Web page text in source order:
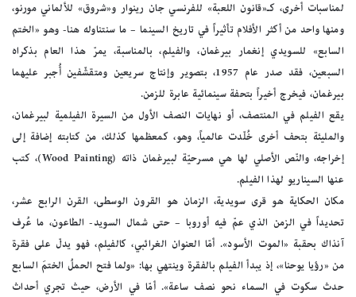
لمناسبات أخرى، كـ«قانون اللعبة» للفرنسي جان رينوار و«شروق» للألماني مورنو،
ومنها واحد من أكثر الأفلام تأثيراً في تاريخ السينما – ما سنتناوله هنا- وهو «الختم
السابع» للسويدي إنغمار بيرغمان، والفيلم، بالمناسبة، يمرّ هذا العام بذكراه
السبعين، فقد صدر عام 1957، بتصوير وإنتاج سريعين ومتقشّفين أُجبر عليهما
بيرغمان، فيخرج أخيراً بتحفة سينمائية عابرة للزمن.
يقع الفيلم في المنتصف، أو نهايات النصف الأول من السيرة الفيلمية لبيرغمان،
والمليئة بتحف أخرى خُلّدت عالمياً، وهو، كمعظمها كذلك، من كتابته إضافة إلى
إخراجه، والنّص الأصلي لها هي مسرحيّة لبيرغمان ذاته (Wood Painting)، كتب
عنها السيناريو لهذا الفيلم.
مكان الحكاية هو قرى سويدية، الزمان هو القرون الوسطى، القرن الرابع عشر،
تحديداً في الزمن الذي عمّ فيه أوروبا – حتى شمال السويد- الطاعون، ما عُرف
آنذاك بحقبة «الموت الأسود». أمّا العنوان الغرائبي، كالفيلم، فهو يدلّ على فقرة
من «رؤيا يوحنا»، إذ يبدأ الفيلم بالفقرة وينتهي بها: «ولما فتح الحملُ الختمَ السابع
حدث سكوت في السماء نحو نصف ساعة». أمّا في الأرض، حيث تجري أحداث